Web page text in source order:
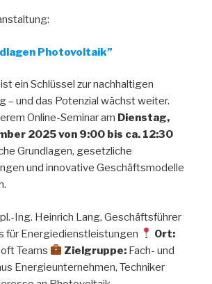
Photovoltaik”
ein Schlüssel zur nachhaltigen
– und das Potenzial wächst weiter.
Online-Seminar am Dienstag,
2025 von 9:00 bis ca. 12:30
Grundlagen, gesetzliche
und innovative Geschäftsmodelle
Ing. Heinrich Lang, Geschäftsführer
für Energiedienstleistungen
Ort:
Teams
Zielgruppe: Fach- und
Energieunternehmen, Techniker